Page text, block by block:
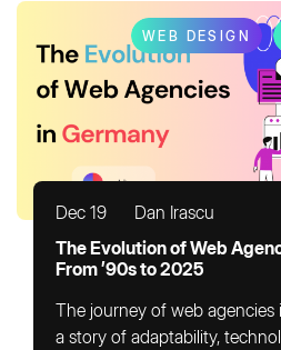
WEB DESIGN
Dec 19
Dan Irascu
The Evolution of Web
From ’90s to 2025
The journey of web agencies
a story of adaptability,